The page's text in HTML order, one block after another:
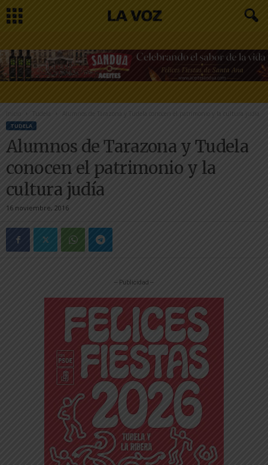
Inicio Tudela Alumnos de Tarazona y Tudela conocen el patrimonio y la cultura judía
TUDELA
Alumnos de Tarazona y Tudela
conocen el patrimonio y la
cultura judía
16 noviembre, 2016
-- Publicidad --